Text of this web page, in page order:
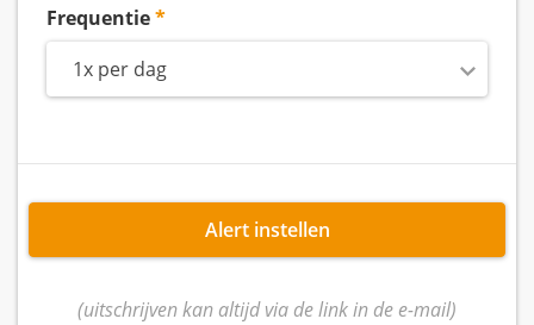
Frequentie
1x per dag
Alert instellen
(uitschrijven kan altijd via de link in de e-mail)